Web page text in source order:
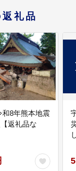
礼品
和8年熊本地震
返礼品な